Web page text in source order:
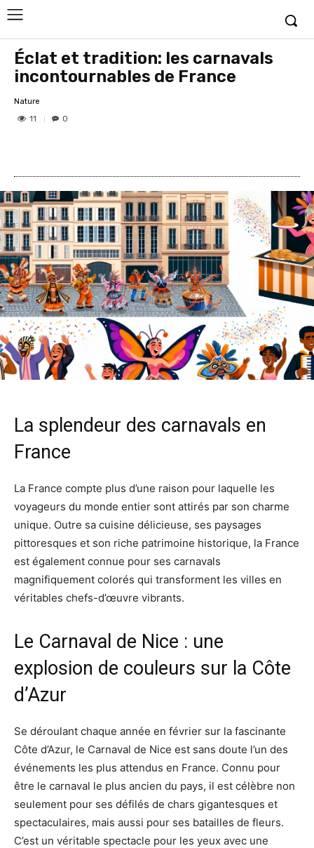
Éclat et tradition: les carnavals
incontournables de France
Nature
11
0
La splendeur des carnavals en
France
La France compte plus d’une raison pour laquelle les
voyageurs du monde entier sont attirés par son charme
unique. Outre sa cuisine délicieuse, ses paysages
pittoresques et son riche patrimoine historique, la France
est également connue pour ses carnavals
magnifiquement colorés qui transforment les villes en
véritables chefs-d’œuvre vibrants.
Le Carnaval de Nice : une
explosion de couleurs sur la Côte
d’Azur
Se déroulant chaque année en février sur la fascinante
Côte d’Azur, le Carnaval de Nice est sans doute l’un des
événements les plus attendus en France. Connu pour
être le carnaval le plus ancien du pays, il est célèbre non
seulement pour ses défilés de chars gigantesques et
spectaculaires, mais aussi pour ses batailles de fleurs.
C’est un véritable spectacle pour les yeux avec une